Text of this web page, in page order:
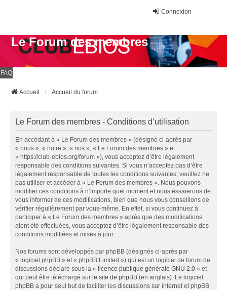
Connexion
Le Forum des membres
FAQ
Accueil Accueil du forum
Le Forum des membres - Conditions d’utilisation
En accédant à « Le Forum des membres » (désigné ci-après par
« nous », « notre », « nos », « Le Forum des membres » et
« https://club-ebios.org/forum »), vous acceptez d’être légalement
responsable des conditions suivantes. Si vous n’acceptez pas d’être
légalement responsable de toutes les conditions suivantes, veuillez ne
pas utiliser et accéder à « Le Forum des membres ». Nous pouvons
modifier ces conditions à n’importe quel moment et nous essaierons de
vous informer de ces modifications, bien que nous vous conseillons de
vérifier régulièrement par vous-même. En effet, si vous continuez à
participer à « Le Forum des membres » après que des modifications
aient été effectuées, vous acceptez d’être légalement responsable des
conditions modifiées et mises à jour.
Nos forums sont développés par phpBB (désignés ci-après par
« logiciel phpBB » et « phpBB Limited ») qui est un logiciel de forum de
discussions déclaré sous la « licence publique générale GNU 2.0 » et
qui peut être téléchargé sur le site de phpBB (en anglais). Le logiciel
phpBB a pour seul but de faciliter les discussions sur internet et phpBB